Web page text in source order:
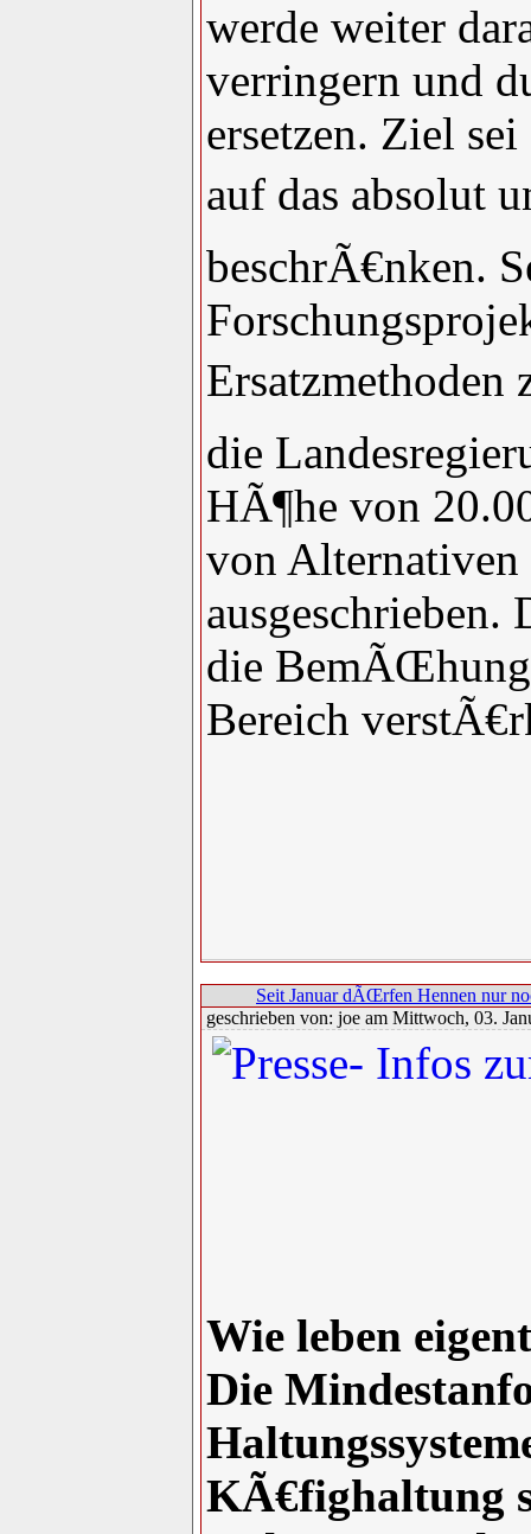
werde weiter
verringern und
ersetzen. Ziel
auf das absolut
beschrÃ€nken.
Ersatzmethoden
die
HÃ¶he von
von Alternativen
ausgeschrieben.
die
Bereich
Seit Januar dÃŒrfen Hennen nur
geschrieben von: joe am Mittwoch, 03.
Wie leben
Die
KÃ€fighaltung